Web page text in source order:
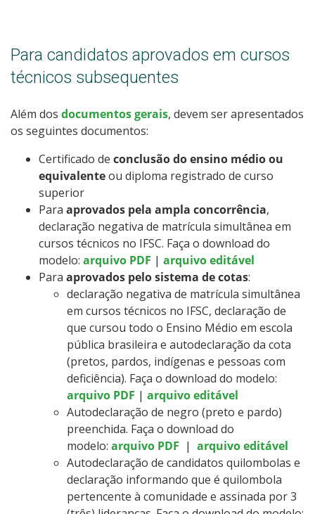
Para candidatos aprovados em cursos
técnicos subsequentes
Além dos documentos gerais, devem ser apresentados
os seguintes documentos:
Certificado de conclusão do ensino médio ou
equivalenteou diploma registrado de curso
superior
Para aprovados pela ampla concorrência,
declaração negativa de matrícula simultânea em
cursos técnicos no IFSC. Faça o download do
modelo: arquivo PDF | arquivo editável
Para aprovados pelo sistema de cotas:
declaração negativa de matrícula simultânea
em cursos técnicos no IFSC, declaração de
que cursou todo o Ensino Médio em escola
pública brasileira e autodeclaração da cota
(pretos, pardos, indígenas e pessoas com
deficiência). Faça o download do modelo:
arquivo PDF | arquivo editável
Autodeclaração de negro (preto e pardo)
preenchida. Faça o download do
modelo: arquivo PDF | arquivo editável
Autodeclaração de candidatos quilombolas e
declaração informando que é quilombola
pertencente à comunidade e assinada por 3